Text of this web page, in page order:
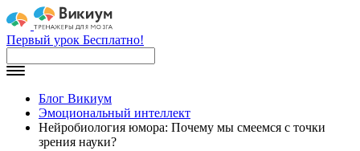
Первый урок Бесплатно!
Блог Викиум
Эмоциональный интеллект
Нейробиология юмора: Почему мы смеемся с точки
зрения науки?